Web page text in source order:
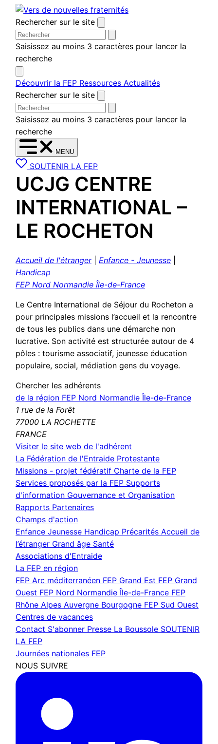
Aller
au
contenu
Rechercher sur le site
Saisissez au moins 3 caractères pour lancer la
recherche
Découvrir la FEP Ressources Actualités
Rechercher sur le site
Saisissez au moins 3 caractères pour lancer la
recherche
MENU
SOUTENIR LA FEP
UCJG CENTRE
INTERNATIONAL –
LE ROCHETON
Accueil de l'étranger| Enfance - Jeunesse
Handicap
FEP Nord Normandie Île-de-France
Le Centre International de Séjour du Rocheton a
pour principales missions l’accueil et la rencontre
de tous les publics dans une démarche non
lucrative. Son activité est structurée autour de 4
pôles : tourisme associatif, jeunesse éducation
populaire, social, médiation gens du voyage.
Chercher les adhérents
de la région FEP Nord Normandie Île-de-France
1 rue de la Forêt
77000 LA ROCHETTE
FRANCE
Visiter le site web de l'adhérent
fenêtre)
La Fédération de l'Entraide Protestante
Missions - projet fédératif Charte de la FEP
Services proposés par la FEP Supports
d'information Gouvernance et Organisation
Rapports Partenaires
Champs d'action
Enfance Jeunesse Handicap Précarités Accueil de
l’étranger Grand âge Santé
Associations d'Entraide
La FEP en région
FEP Arc méditerranéen FEP Grand Est FEP Grand
Ouest FEP Nord Normandie Île-de-France FEP
Rhône Alpes Auvergne Bourgogne FEP Sud Ouest
Centres de vacances
Contact S'abonner Presse La Boussole SOUTENIR
LA FEP
Journées nationales FEP
NOUS SUIVRE